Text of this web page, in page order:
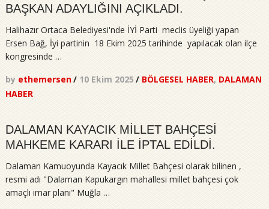
BAŞKAN ADAYLIĞINI AÇIKLADI.
Halihazır Ortaca Belediyesi'nde İYİ Parti meclis üyeliği yapan
Ersen Bağ, İyi partinin 18 Ekim 2025 tarihinde yapılacak olan ilçe
kongresinde …
by ethemersen/ 10 Ekim 2025 / BÖLGESEL HABER, DALAMAN
HABER
DALAMAN KAYACIK MİLLET BAHÇESİ
MAHKEME KARARI İLE İPTAL EDİLDİ.
Dalaman Kamuoyunda Kayacık Millet Bahçesi olarak bilinen ,
resmi adı "Dalaman Kapukargın mahallesi millet bahçesi çok
amaçlı imar planı" Muğla …